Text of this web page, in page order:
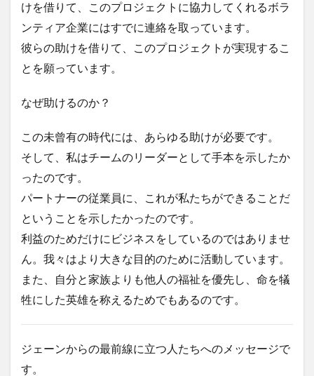
けを借りて、このプロジェクトに協力してくれるボラ
ンティア企業にはすでに連絡を取っています。
彼らの助けを借りて、このプロジェクトが実現するこ
とを願っています。
なぜ助けるのか？
この未曾有の時代には、あらゆる助けが必要です。
そして、私はチームのリーダーとして手本を示したか
ったのです。
パートナーの従業員に、これが私たちができることだ
ということを示したかったのです。
利益のためだけにビジネスをしているのではありませ
ん。我々はより大きな目的のために活動しています。
また、自分と家族よりも他人の福祉を優先し、命を犠
牲にした英雄を称えるためでもあるのです。
ジェーンからの最前線に立つ人たちへのメッセージで
す。